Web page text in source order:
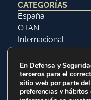
CATEGORÍAS
España
OTAN
Internacional
En Defensa y
terceros para el
sitio web por parte
preferencias y hábitos